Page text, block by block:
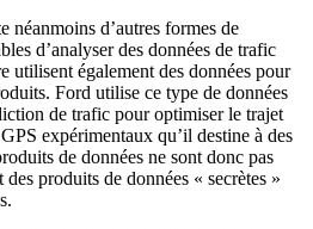
d’autres formes de
d’analyser des données de trafic
utilisent également des données pour
Ford utilise ce type de données
de trafic pour optimiser le trajet
expérimentaux qu’il destine à des
de données ne sont donc pas
produits de données « secrètes »